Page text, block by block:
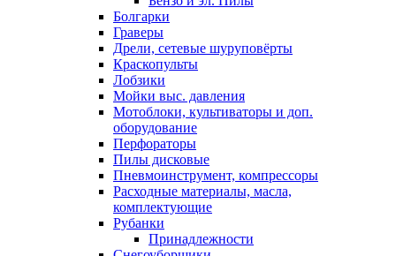
Болгарки
Граверы
Дрели, сетевые шуруповёрты
Краскопульты
Лобзики
Мойки выс. давления
Мотоблоки, культиваторы и доп.
оборудование
Перфораторы
Пилы дисковые
Пневмоинструмент, компрессоры
Расходные материалы, масла,
комплектующие
Рубанки
Принадлежности